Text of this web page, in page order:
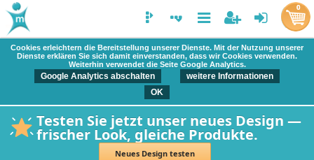
Cookies erleichtern die Bereitstellung unserer Dienste. Mit der Nutzung unserer
Dienste erklären Sie sich damit einverstanden, dass wir Cookies verwenden.
Weiterhin verwendet die Seite Google Analytics.
Google Analytics abschalten
weitere Informationen
OK
Testen Sie jetzt unser neues Design —
frischer Look, gleiche Produkte.
Neues Design testen
0